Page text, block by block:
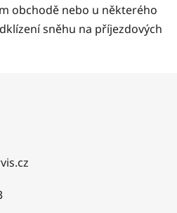
obchodě nebo u některého
sněhu na příjezdových